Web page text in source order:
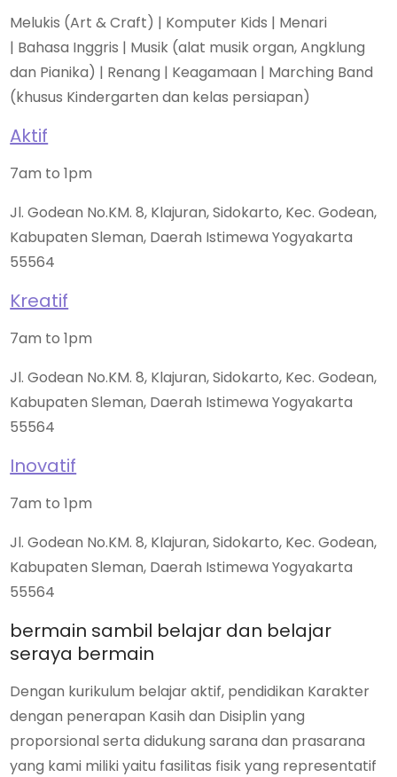
Melukis (Art & Craft) | Komputer Kids | Menari
| Bahasa Inggris | Musik (alat musik organ, Angklung
dan Pianika) | Renang | Keagamaan | Marching Band
(khusus Kindergarten dan kelas persiapan)
Aktif
7am to 1pm
Jl. Godean No.KM. 8, Klajuran, Sidokarto, Kec. Godean,
Kabupaten Sleman, Daerah Istimewa Yogyakarta
55564
Kreatif
7am to 1pm
Jl. Godean No.KM. 8, Klajuran, Sidokarto, Kec. Godean,
Kabupaten Sleman, Daerah Istimewa Yogyakarta
55564
Inovatif
7am to 1pm
Jl. Godean No.KM. 8, Klajuran, Sidokarto, Kec. Godean,
Kabupaten Sleman, Daerah Istimewa Yogyakarta
55564
bermain sambil belajar dan belajar
seraya bermain
Dengan kurikulum belajar aktif, pendidikan Karakter
dengan penerapan Kasih dan Disiplin yang
proporsional serta didukung sarana dan prasarana
yang kami miliki yaitu fasilitas fisik yang representatif